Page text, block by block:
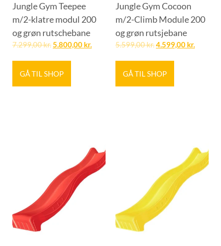
Jungle Gym Teepee
m/2-klatre modul 200
og grøn rutschebane
7.299,00kr.5.800,00 kr.
GÅ TIL SHOP
Jungle Gym Cocoon
m/2-Climb Module 200
og grøn rutsjebane
5.599,00kr.4.599,00 kr.
GÅ TIL SHOP